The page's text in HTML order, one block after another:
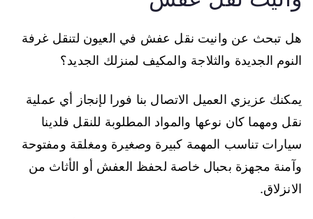
هل تبحث عن وانيت نقل عفش في العيون لتنقل غرفة
النوم الجديدة والثلاجة والمكيف لمنزلك الجديد؟
يمكنك عزيزي العميل الاتصال بنا فورا لإنجاز أي عملية
نقل ومهما كان نوعها والمواد المطلوبة للنقل فلدينا
سيارات تناسب المهمة كبيرة وصغيرة ومغلقة ومفتوحة
وآمنة مجهزة بحبال خاصة لحفظ العفش أو الأثاث من
الانزلاق.